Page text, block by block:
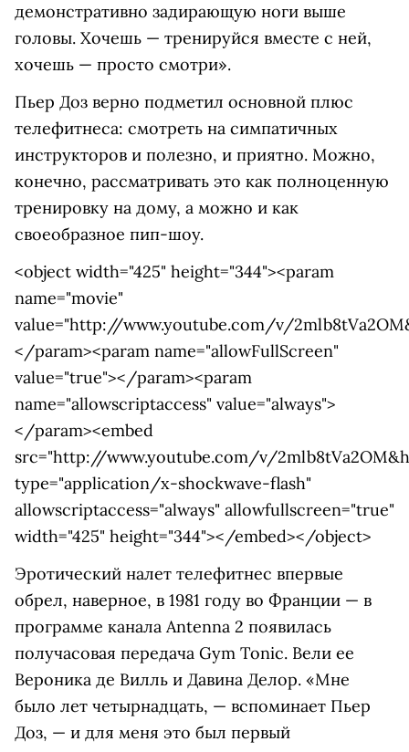
демонстративно задирающую ноги выше
головы. Хочешь — тренируйся вместе с ней,
хочешь — просто смотри».
Пьер Доз верно подметил основной плюс
телефитнеса: смотреть на симпатичных
инструкторов и полезно, и приятно. Можно,
конечно, рассматривать это как полноценную
тренировку на дому, а можно и как
своеобразное пип-шоу.
<object width="425" height="344"><param
name="movie"
value="http://www.youtube.com/v/
</param><param name="allowFullScreen"
value="true"></param><param
name="allowscriptaccess" value="always">
</param><embed
src="http://www.youtube.com/v/
type="application/x-shockwave-flash"
allowscriptaccess="always" allowfullscreen="true"
width="425" height="344"></embed></object>
Эротический налет телефитнес впервые
обрел, наверное, в 1981 году во Франции — в
программе канала Antenna 2 появилась
получасовая передача Gym Tonic. Вели ее
Вероника де Вилль и Давина Делор. «Мне
было лет четырнадцать, — вспоминает Пьер
Доз, — и для меня это был первый